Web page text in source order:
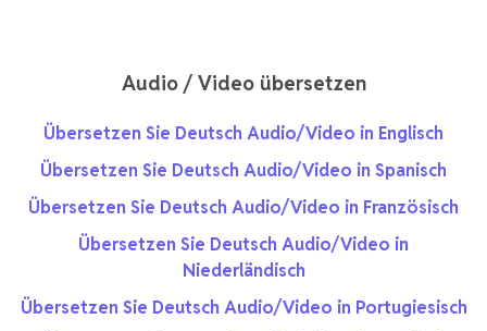
Audio / Video übersetzen
Übersetzen Sie Deutsch Audio/Video in Englisch
Übersetzen Sie Deutsch Audio/Video in Spanisch
Übersetzen Sie Deutsch Audio/Video in Französisch
Übersetzen Sie Deutsch Audio/Video in
Niederländisch
Übersetzen Sie Deutsch Audio/Video in Portugiesisch